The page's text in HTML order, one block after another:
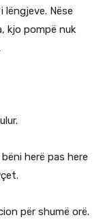
Nëse
kjo pompë nuk
herë pas here
për shumë orë.